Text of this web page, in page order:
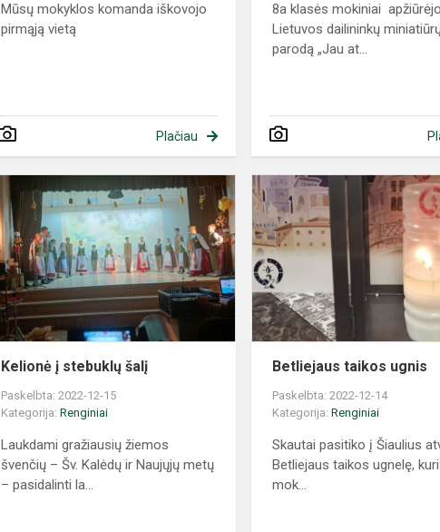
Mūsų mokyklos komanda iškovojo
pirmąją vietą
Plačiau
8a klasės mokiniai apžiūrėjo
Lietuvos dailininkų
parodą „Jau at...
Kelionė į stebuklų šalį
Paskelbta: 2022-12-15
Kategorija:Renginiai
Laukdami gražiausių žiemos
švenčių – Šv. Kalėdų ir Naujųjų metų
– pasidalinti la...
Betliejaus taikos ugnis
Paskelbta: 2022-12-14
Kategorija:Renginiai
Skautai pasitiko į Šiaulius
Betliejaus taikos ugnelę,
mok...